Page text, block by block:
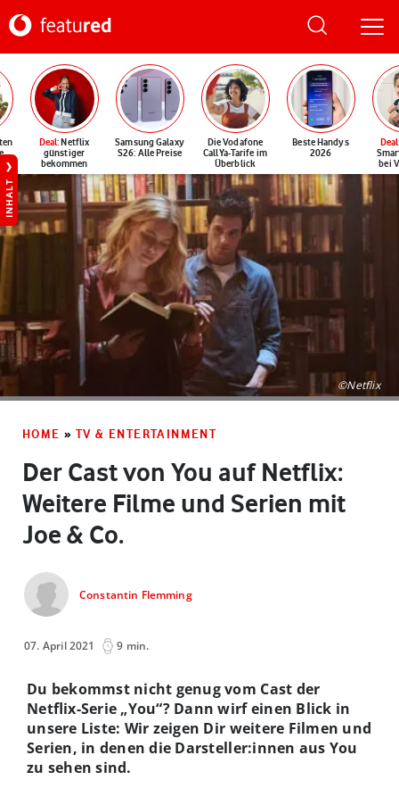
Deal: Netflix
günstiger
bekommen
Samsung Galaxy
S26: Alle Preise
Die Vodafone
CallYa-Tarife im
Überblick
Beste Handys
2026
Deal
bei
INHALT
©Netflix
HOME » TV & ENTERTAINMENT
Der Cast von You auf Netflix:
Weitere Filme und Serien mit
Joe & Co.
Constantin Flemming
07. April 2021 9 min.
Du bekommst nicht genug vom Cast der
Netflix-Serie „You“? Dann wirf einen Blick in
unsere Liste: Wir zeigen Dir weitere Filmen und
Serien, in denen die Darsteller:innen aus You
zu sehen sind.